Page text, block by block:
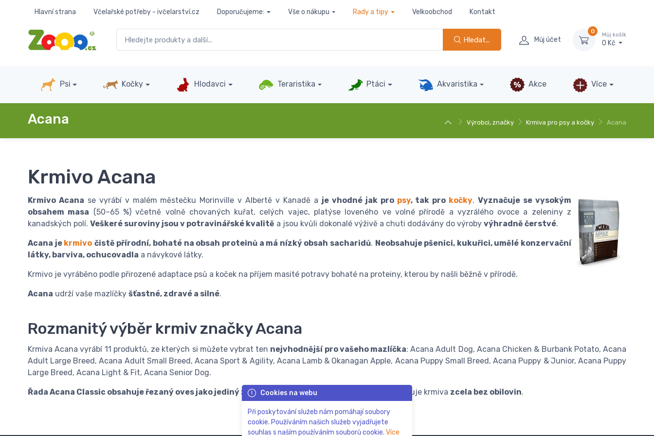
Hlavní strana Včelařské potřeby - ivčelarství.cz Doporučujeme: Vše o nákupu Rady a tipy Velkoobchod Kontakt
Hledat... Můj účet
0
Můj košík
0 Kč
Psi Kočky Hlodavci Teraristika Ptáci Akvaristika Akce Více
Výrobci, značky Krmiva pro psy a kočky Acana
Acana
Krmivo Acana
Krmivo Acana se vyrábí v malém městečku Morinville v Albertě v Kanadě a je vhodné jak pro psy, tak pro kočky.Vyznačuje se vysokým
obsahem masa (50–65 %) včetně volně chovaných kuřat, celých vajec, platýse loveného ve volné přírodě a vyzrálého ovoce a zeleniny z
kanadských polí. Veškeré suroviny jsou v potravinářské kvalitě a jsou kvůli dokonalé výživě a chuti dodávány do výroby výhradně čerstvé.
Acana je krmivo čistě přírodní, bohaté na obsah proteinů a má nízký obsah sacharidů. Neobsahuje pšenici, kukuřici, umělé konzervační
látky, barviva, ochucovadla a návykové látky.
Krmivo je vyráběno podle přirozené adaptace psů a koček na příjem masité potravy bohaté na proteiny, kterou by našli běžně v přírodě.
Acana udrží vaše mazlíčky šťastné, zdravé a silné.
Rozmanitý výběr krmiv značky Acana
Krmiva Acana vyrábí 11 produktů, ze kterých si můžete vybrat ten nejvhodnější pro vašeho mazlíčka: Acana Adult Dog, Acana Chicken & Burbank Potato, Acana
Adult Large Breed, Acana Adult Small Breed, Acana Sport & Agility, Acana Lamb & Okanagan Apple, Acana Puppy Small Breed, Acana Puppy & Junior, Acana Puppy
Large Breed, Acana Light & Fit, Acana Senior Dog.
Řada Acana Classic obsahuje řezaný oves jako jediný zdroj obilovin. Řada zahrnuje krmiva zcela bez obilovin.
Cookies na webu
Při poskytování služeb nám pomáhají soubory
cookie. Používáním našich služeb vyjadřujete
souhlas s naším používáním souborů cookie. Více